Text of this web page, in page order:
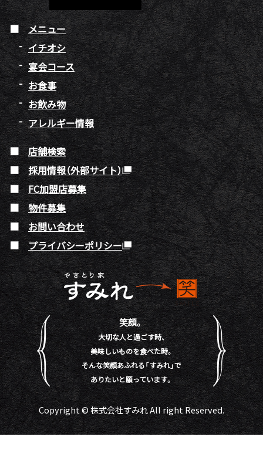
メニュー
イチオシ
宴会コース
お食事
お飲み物
アレルギー情報
店舗検索
採用情報（外部サイト）
FC加盟店募集
物件募集
お問い合わせ
プライバシーポリシー
笑顔。
大切な人と過ごす時、
美味しいものを食べた時。
そんな笑顔あふれる「すみれ」で
ありたいと願っています。
Copyright © 株式会社すみれ All right Reserved.